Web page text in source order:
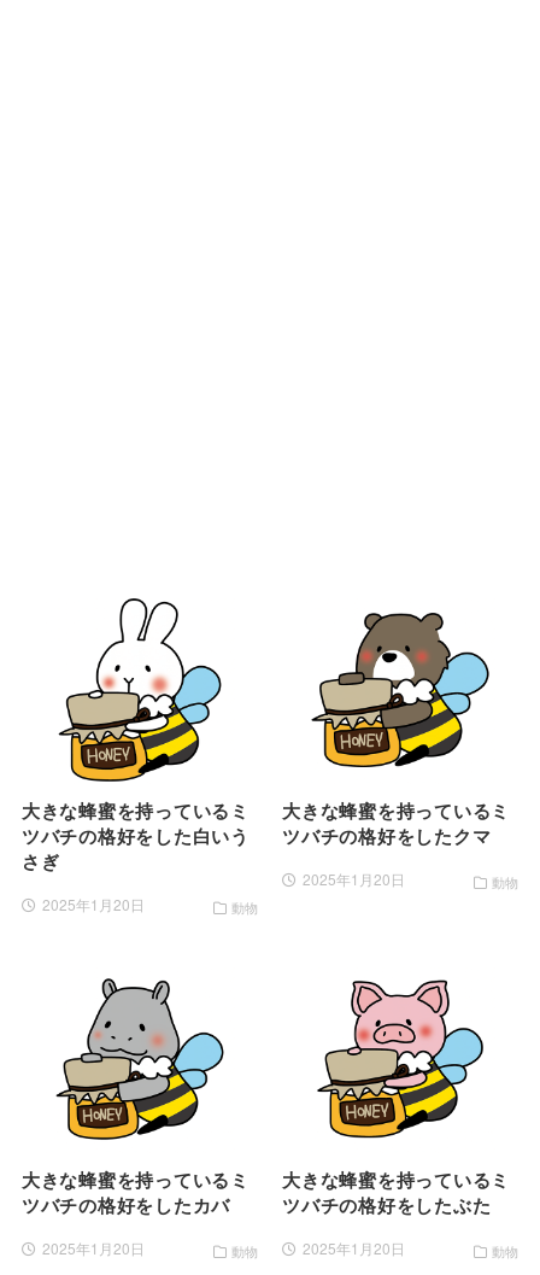
大きな蜂蜜を持っているミ
ツバチの格好をした白いう
さぎ
2025年1月20日 動物
大きな蜂蜜を持っているミ
ツバチの格好をしたクマ
2025年1月20日 動物
大きな蜂蜜を持っているミ
ツバチの格好をしたカバ
2025年1月20日 動物
大きな蜂蜜を持っているミ
ツバチの格好をしたぶた
2025年1月20日 動物